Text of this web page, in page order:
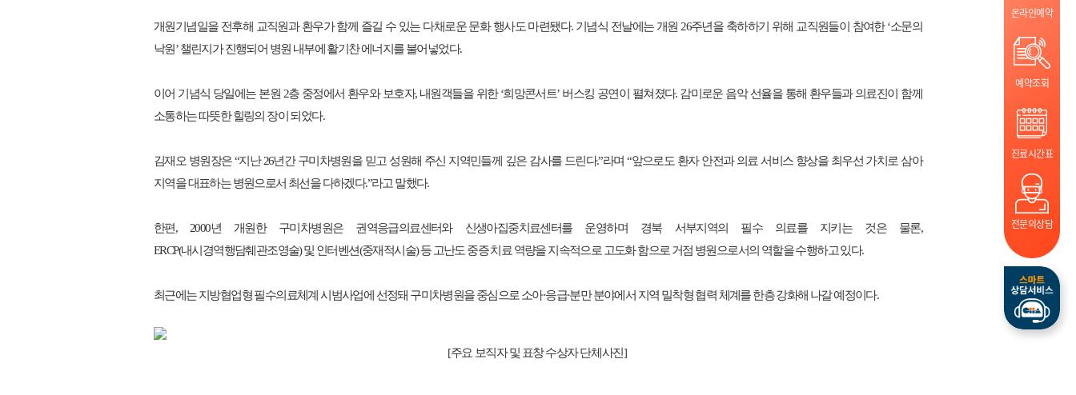
온라인예약
예약조회
진료시간표
전문의상담
개원기념일을 전후해 교직원과 환우가 함께 즐길 수 있는 다채로운 문화 행사도 마련됐다. 기념식 전날에는 개원 26주년을 축하하기 위해 교직원들이 참여한‘소문의
낙원’ 챌린지가 진행되어 병원 내부에 활기찬 에너지를 불어넣었다.
이어 기념식 당일에는 본원 2층 중정에서 환우와 보호자, 내원객들을 위한‘희망콘서트’ 버스킹 공연이 펼쳐졌다. 감미로운 음악 선율을 통해 환우들과 의료진이 함께
소통하는 따뜻한 힐링의 장이 되었다.
김재오 병원장은“지난26년간 구미차병원을 믿고 성원해 주신 지역민들께 깊은 감사를 드린다.”라며“앞으로도 환자 안전과 의료 서비스 향상을 최우선 가치로 삼아
지역을 대표하는 병원으로서 최선을 다하겠다.”라고 말했다.
한편, 2000년 개원한 구미차병원은 권역응급의료센터와 신생아집중치료센터를 운영하며 경북 서부지역의 필수 의료를 지키는 것은 물론,
ERCP(내시경역행담췌관조영술)및 인터벤션(중재적시술)등 고난도 중증 치료 역량을 지속적으로 고도화 함으로 거점 병원으로서의 역할을 수행하고 있다.
최근에는 지방협업형 필수의료체계 시범사업에 선정돼 구미차병원을 중심으로 소아·응급·분만 분야에서 지역 밀착형 협력 체계를 한층 강화해 나갈 예정이다.
[주요 보직자 및 표창 수상자 단체사진 ]